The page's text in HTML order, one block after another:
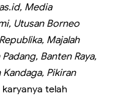
Media
Utusan Borneo
Majalah
Banten Raya,
Kandaga, Pikiran
telah